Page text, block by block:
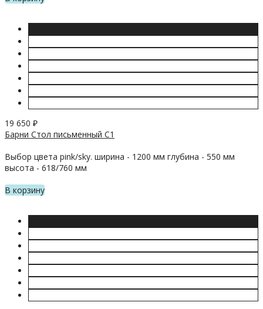
19 650 ₽
Барни Стол письменный С1
Выбор цвета pink/sky. ширина - 1200 мм глубина - 550 мм
высота - 618/760 мм
В корзину